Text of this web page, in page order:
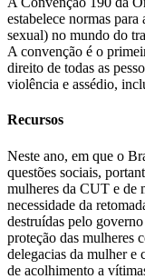
estabelece normas
sexual) no mundo do
A convenção é o
direito de todas as
violência e assédio,
Recursos
Neste ano, em que o
questões sociais,
mulheres da CUT e de
necessidade da
destruídas pelo
proteção das mulheres
delegacias da mulher e
de acolhimento a